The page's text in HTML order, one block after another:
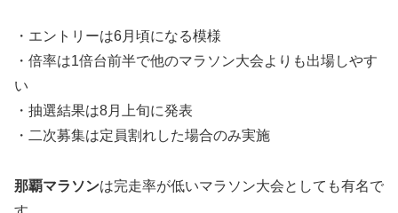
・エントリーは6月頃になる模様
・倍率は1倍台前半で他のマラソン大会よりも出場しやす
い
・抽選結果は8月上旬に発表
・二次募集は定員割れした場合のみ実施
那覇マラソンは完走率が低いマラソン大会としても有名で